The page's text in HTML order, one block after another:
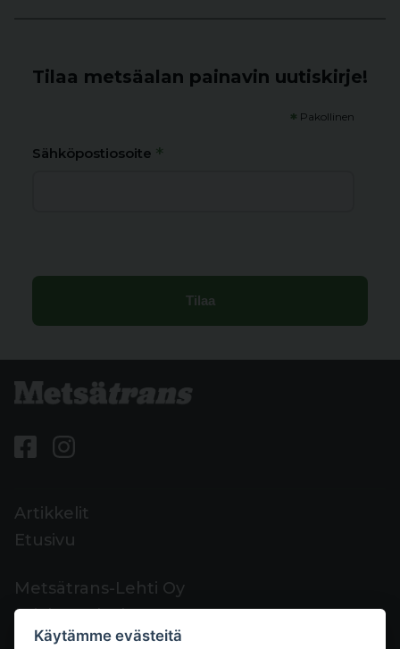
Tilaa metsäalan painavin uutiskirje!
* Pakollinen
Sähköpostiosoite *
Artikkelit
Etusivu
Metsätrans-Lehti Oy
Asiakaspalvelu
Yhteystiedot
Käytämme evästeitä